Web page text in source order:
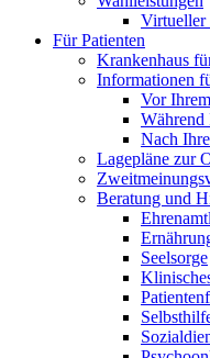
Virtueller
Für Patienten
Krankenhaus
Informationen
Vor
Während
Nach
Lagepläne zur
Beratung und
Seelsorge